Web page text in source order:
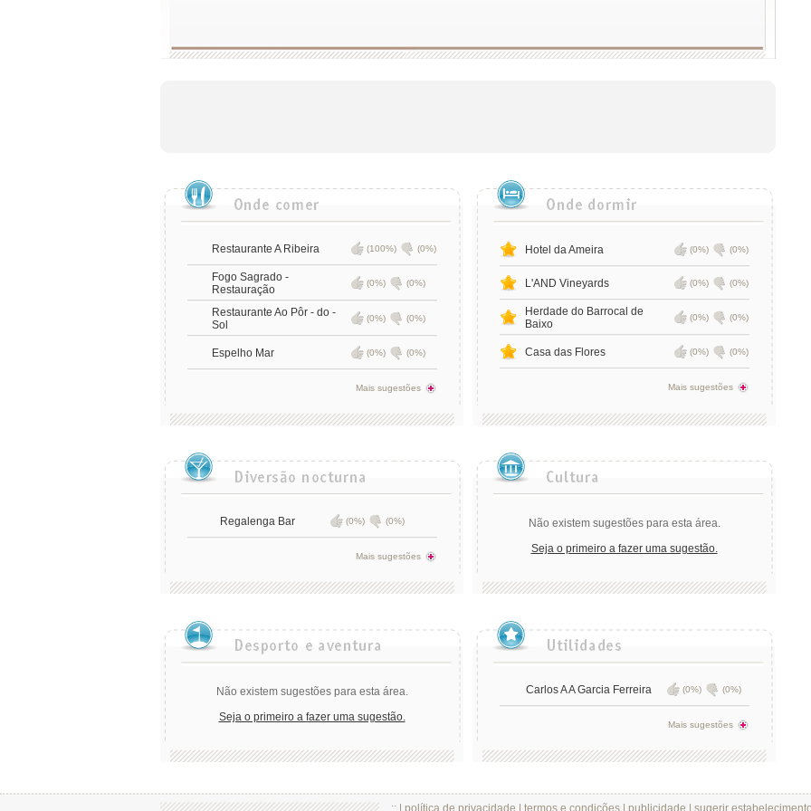
Restaurante A Ribeira (100%) (0%)
Fogo Sagrado -
Restauração
(0%) (0%)
Restaurante Ao Pôr - do -
Sol
(0%) (0%)
Espelho Mar (0%) (0%)
Mais sugestões
Hotel da Ameira (0%) (0%)
L'AND Vineyards (0%) (0%)
Herdade do Barrocal de
Baixo
(0%) (0%)
Casa das Flores (0%) (0%)
Mais sugestões
Regalenga Bar (0%) (0%)
Mais sugestões
Não existem sugestões para esta área.
Seja o primeiro a fazer uma sugestão.
Não existem sugestões para esta área.
Seja o primeiro a fazer uma sugestão.
Carlos A A Garcia Ferreira (0%) (0%)
Mais sugestões
.:: | política de privacidade termos e condições| publicidade sugerir estabelecimento